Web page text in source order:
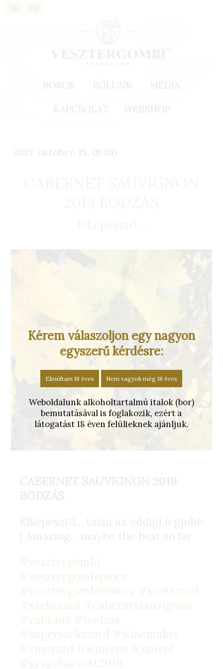
BOROK RÓLUNK
MÉDIA
KAPCSOLAT
WEBSHOP
2019. október. 18. 06:00
#vesztergombi
#vesztergombipince
#vesztergombiwinery #szekszard
#szekszárd #cabernetsauvignon
#cabsauv #bodzás
#superszekszard #winemaker
#vineyard #winerist #szüret
#grapeharvest2019
Kérem válaszoljon egy nagyon
egyszerű kérdésre:
Elmúltam 18 éves Nem vagyok még 18 éves
Weboldalunk alkoholtartalmú italok (bor)
bemutatásával is foglakozik, ezért a
látogatást 18 éven felülieknek ajánljuk.